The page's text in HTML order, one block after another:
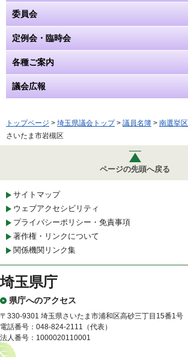
委員会
定例会・臨時会
各種ご案内
議会広報
トップページ > 埼玉県議会トップ> 議員名簿 > 南選挙区
さいたま市岩槻区
ページの先頭へ戻る
サイトマップ
ウェブアクセシビリティ
プライバシーポリシー・免責事項
著作権・リンクについて
関係機関リンク集
埼玉県庁
県庁へのアクセス
〒330-9301 埼玉県さいたま市浦和区高砂三丁目15番1号
電話番号：048-824-2111（代表）
法人番号：1000020110001